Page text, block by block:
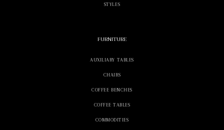
STYLES
FURNITURE
AUXILIARY TABLES
CHAIRS
COFFEE BENCHES
COFFEE TABLES
COMMODITIES